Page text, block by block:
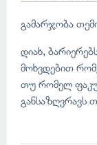
გამარჯობა
დიახ,
მოხვდებით
თუ რომელ
განსაზღვრავს